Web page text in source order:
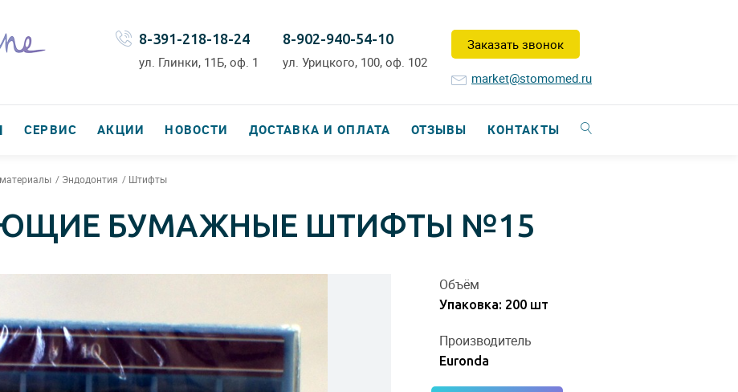
Заказать звонок
market@stomomed.ru
8-902-940-54-10
ул. Урицкого, 100, оф. 102
8-391-218-18-24
ул. Глинки, 11Б, оф. 1
СЕРВИС АКЦИИ НОВОСТИ ДОСТАВКА И ОПЛАТА ОТЗЫВЫ КОНТАКТЫ
Эндодонтия Штифты
БУМАЖНЫЕ ШТИФТЫ №15
Объём
Упаковка: 200 шт
Производитель
Euronda